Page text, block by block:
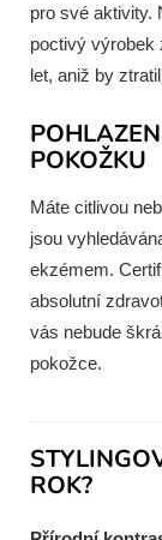
pro své aktivity.
poctivý výrobek
let, aniž by
POKOŽKU
Máte citlivou
jsou
ekzémem.
absolutní
vás nebude
pokožce.
ROK?